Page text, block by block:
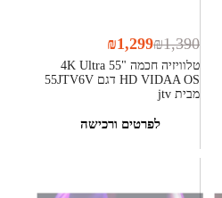
טלוויזיה חכמה "55 4K Ultra
HD VIDAA OS דגם 55JTV6V
מבית jtv
₪1,390
₪1,299
לפרטים ורכישה